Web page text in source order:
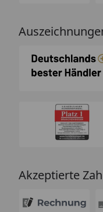
Akzeptierte